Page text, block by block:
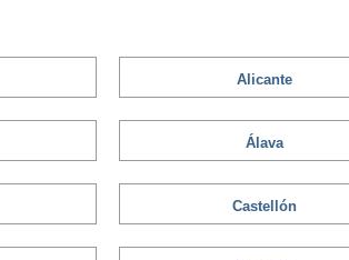
Alicante
Álava
Castellón